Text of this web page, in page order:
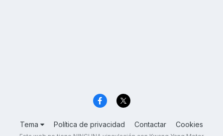
Tema Política de privacidad Contactar Cookies